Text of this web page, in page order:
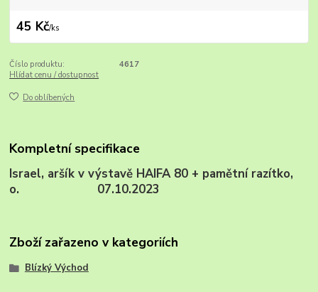
45 Kč/ks
Číslo produktu:
4617
Hlídat cenu / dostupnost
Do oblíbených
Kompletní specifikace
Israel, aršík v výstavě HAIFA 80 + pamětní razítko,
o. 07.10.2023
Zboží zařazeno v kategoriích
Blízký Východ